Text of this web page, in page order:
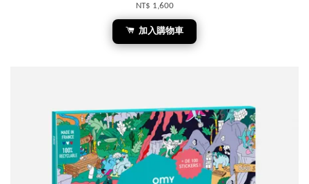
NT$ 1,600
加入購物車